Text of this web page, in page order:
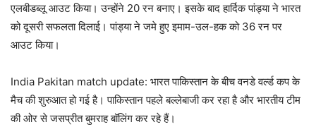
एलबीडब्लू आउट किया। उन्होंने 20 रन बनाए। इसके बाद हार्दिक पांड्या ने भारत
को दूसरी सफलता दिलाई। पांड्या ने जमे हुए इमाम-उल-हक को 36 रन पर
आउट किया।
India Pakitan match update: भारत पाकिस्तान के बीच वनडे वर्ल्ड कप के
मैच की शुरुआत हो गई है। पाकिस्तान पहले बल्लेबाजी कर रहा है और भारतीय टीम
की ओर से जसप्रीत बुमराह बॉलिंग कर रहे हैं।